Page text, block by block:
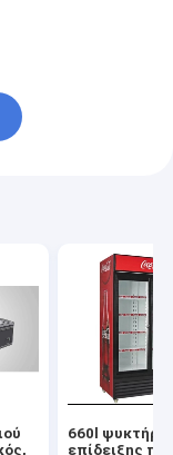
660l
επίδειξης